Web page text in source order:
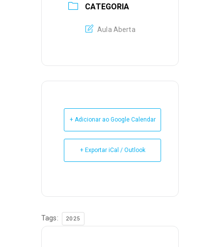
CATEGORIA
Aula Aberta
+ Adicionar ao Google Calendar
+ Exportar iCal / Outlook
Tags: 2025